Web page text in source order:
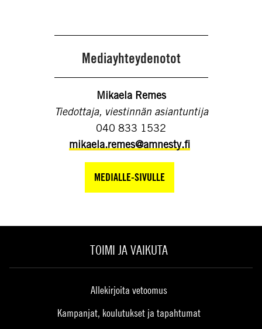
Mediayhteydenotot
Mikaela Remes
Tiedottaja, viestinnän asiantuntija
040 833 1532
mikaela.remes@amnesty.fi
MEDIALLE-SIVULLE
TOIMI JA VAIKUTA
Allekirjoita vetoomus
Kampanjat, koulutukset ja tapahtumat